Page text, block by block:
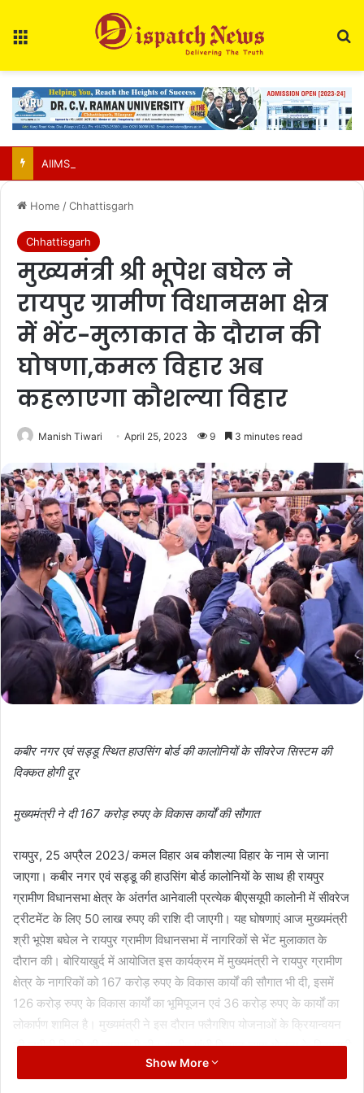
Home /Chhattisgarh
Chhattisgarh
मुख्यमंत्री श्री भूपेश बघेल ने
रायपुर ग्रामीण विधानसभा क्षेत्र
में भेंट-मुलाकात के दौरान की
घोषणा,कमल विहार अब
कहलाएगा कौशल्या विहार
Manish Tiwari April 25, 2023 9 3 minutes read
कबीर नगर एवं सड्डू स्थित हाउसिंग बोर्ड की कालोनियों के सीवरेज सिस्टम की
दिक्कत होगी दूर
मुख्यमंत्री ने दी 167 करोड़ रुपए के विकास कार्यों की सौगात
रायपुर, 25 अप्रैल 2023/ कमल विहार अब कौशल्या विहार के नाम से जाना
जाएगा। कबीर नगर एवं सड्डू की हाउसिंग बोर्ड कालोनियों के साथ ही रायपुर
ग्रामीण विधानसभा क्षेत्र के अंतर्गत आनेवाली प्रत्येक बीएसयूपी कालोनी में सीवरेज
ट्रीटमेंट के लिए 50 लाख रुपए की राशि दी जाएगी। यह घोषणाएं आज मुख्यमंत्री
श्री भूपेश बघेल ने रायपुर ग्रामीण विधानसभा में नागरिकों से भेंट मुलाकात के
दौरान की। बोरियाखुर्द में आयोजित इस कार्यक्रम में मुख्यमंत्री ने रायपुर ग्रामीण
क्षेत्र के नागरिकों को 167 करोड़ रुपए के विकास कार्यों की सौगात भी दी, इसमें
126 करोड़ रुपए के विकास कार्यों का भूमिपूजन एवं 36 करोड़ रुपए के कार्यों का
लोकार्पण शामिल है। मुख्यमंत्री ने इस दौरान फ्लैगशिप योजनाओं के क्रियान्वयन
की जमीनी स्थिति की जानकारी ली। राजीव गांधी किसान न्याय योजना के हितग्राही
पथरी निवासी श्री श्याम बघेल ने बताया कि इस योजना की चारों किश्त उन्हें मिल
Show More